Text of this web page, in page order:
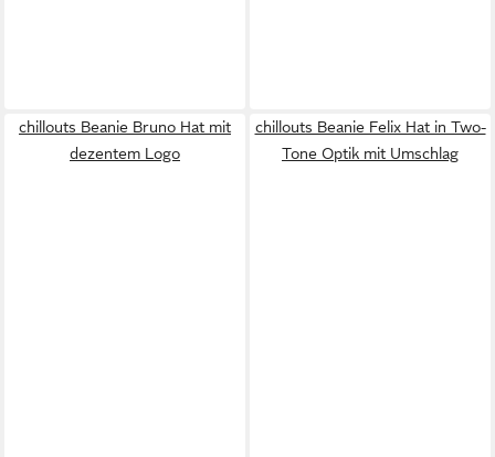
chillouts Beanie Bruno Hat mit
dezentem Logo
chillouts Beanie Felix Hat in Two-
Tone Optik mit Umschlag